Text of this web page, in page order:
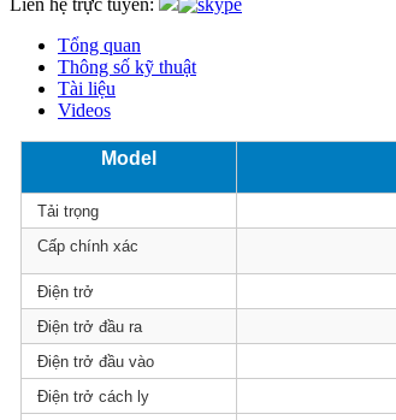
Tổng quan
Thông số kỹ thuật
Tài liệu
Videos
Model
Tải trọng
Cấp chính xác
Điện trở
Điện trở đầu ra
Điện trở đầu vào
Điện trở cách ly